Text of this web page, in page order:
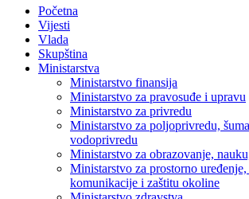
Početna
Vijesti
Vlada
Skupština
Ministarstva
Ministarstvo finansija
Ministarstvo za pravosuđe i upravu
Ministarstvo za privredu
Ministarstvo za poljoprivredu,
vodoprivredu
Ministarstvo za obrazovanje,
Ministarstvo za prostorno
komunikacije i zaštitu okoline